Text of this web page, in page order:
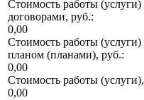
Стоимость работы
договорами, руб.:
0,00
Стоимость работы
планом (планами), руб.:
0,00
Стоимость работы
0,00